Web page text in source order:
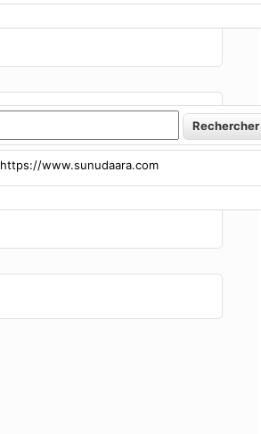
https://www.sunudaara.com